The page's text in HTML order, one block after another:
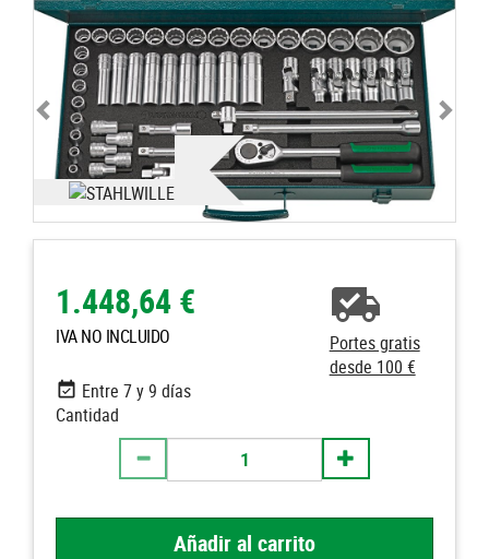
1.448,64 €
IVA NO INCLUIDO
Portes gratis
desde 100 €
Entre 7 y 9 días
Cantidad
Añadir al carrito